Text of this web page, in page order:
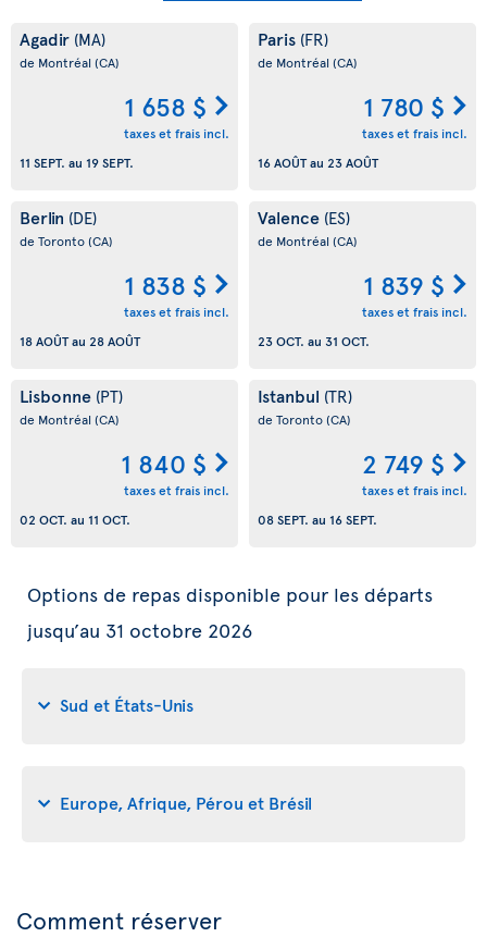
Agadir (MA)
de Montréal (CA)
1 658 $
taxes et frais incl.
11 SEPT. au 19 SEPT.
Paris (FR)
de Montréal (CA)
1 780 $
taxes et frais incl.
16 AOÛTau 23 AOÛT
Berlin (DE)
de Toronto(CA)
1 838 $
taxes et frais incl.
18 AOÛTau 28 AOÛT
Valence (ES)
de Montréal (CA)
1 839 $
taxes et frais incl.
23 OCT. au 31 OCT.
Lisbonne (PT)
de Montréal (CA)
1 840 $
taxes et frais incl.
02 OCT. au 11 OCT.
Istanbul (TR)
de Toronto(CA)
2 749 $
taxes et frais incl.
08 SEPT. au 16 SEPT.
Options de repas disponible pour les départs
jusqu’au 31 octobre 2026
Sud et États-Unis
Europe, Afrique, Pérou et Brésil
Comment réserver